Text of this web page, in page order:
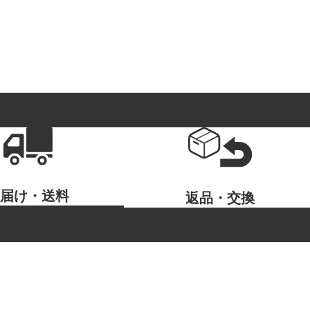
け・送料 返品・交換